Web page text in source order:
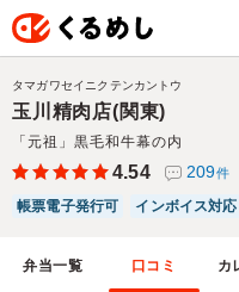
玉川精肉店(関東)
「元祖」黒毛和牛幕の内
タマガワセイニクテンカントウ
4.54 209件
帳票電子発行可
インボイス対応
弁当一覧 口コミ カ